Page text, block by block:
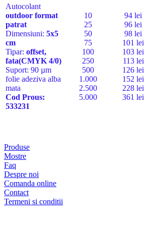
Autocolant
outdoor format
patrat
Dimensiuni: 5x5
cm
Tipar: offset,
fata(CMYK 4/0)
Suport: 90 µm
folie adeziva alba
mata
Cod Prous:
533231
10
25
50
75
100
250
500
1.000
2.500
5.000
94 lei
96 lei
98 lei
101 lei
103 lei
113 lei
126 lei
152 lei
228 lei
361 lei
Produse
Mostre
Faq
Despre noi
Comanda online
Contact
Termeni si conditii